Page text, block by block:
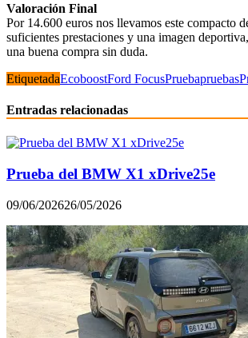
Valoración Final
Por 14.600 euros nos llevamos este compacto
suficientes prestaciones y una imagen
una buena compra sin duda.
EtiquetadaEcoboostFord FocusPruebapruebas
Entradas relacionadas
Prueba del BMW X1 xDrive25e
09/06/202626/05/2026